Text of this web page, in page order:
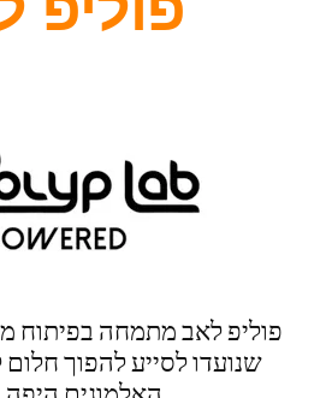
פוליפ לאב מתמחה בפיתוח
שנועדו לסייע להפוך